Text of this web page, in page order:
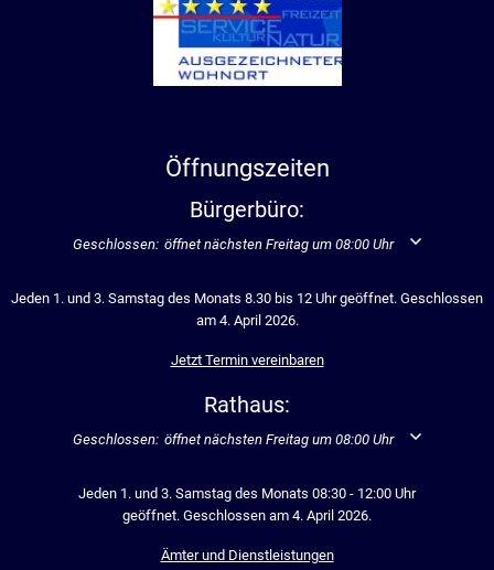
Öffnungszeiten
Bürgerbüro:
Klicken, um weitere Öffnungs- oder Schließzeiten auszublenden
Geschlossen: öffnet nächsten Freitag um 08:00 Uhr
Jeden 1. und 3. Samstag des Monats 8.30 bis 12 Uhr geöffnet. Geschlossen
am 4. April 2026.
Jetzt Termin vereinbaren
Rathaus:
Klicken, um weitere Öffnungs- oder Schließzeiten auszublenden
Geschlossen: öffnet nächsten Freitag um 08:00 Uhr
Jeden 1. und 3. Samstag des Monats 08:30 - 12:00 Uhr
geöffnet. Geschlossen am 4. April 2026.
Ämter und Dienstleistungen